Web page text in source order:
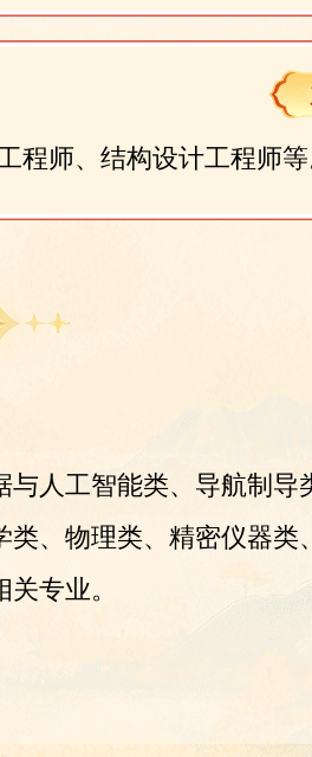
师、结构设计工程师等
人工智能类、导航制导
、物理类、精密仪器类
专业。